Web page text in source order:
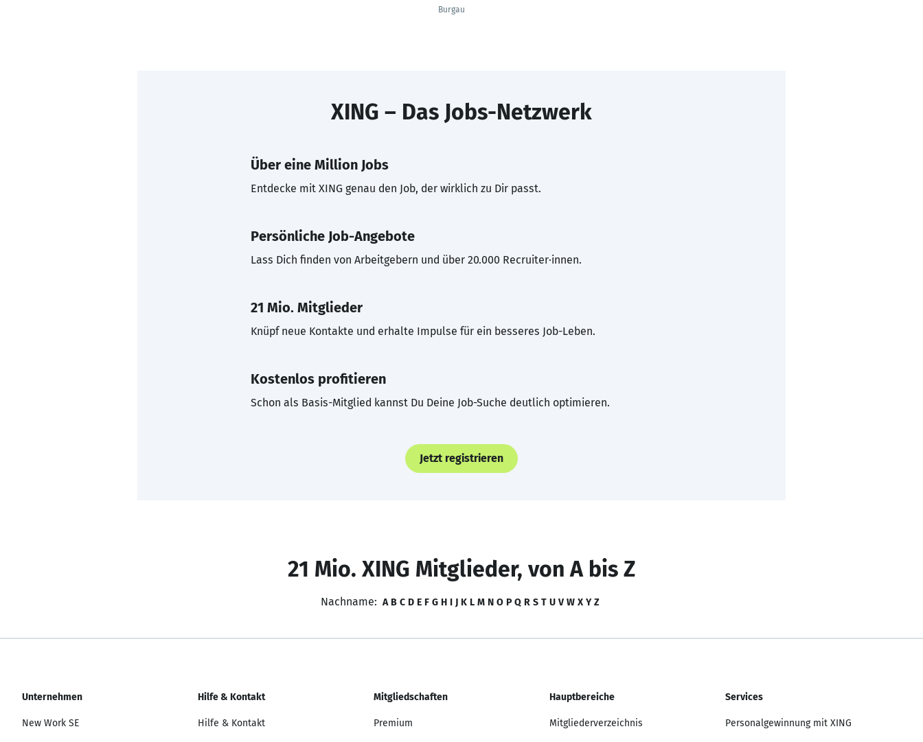
Burgau
XING – Das Jobs-Netzwerk
Über eine Million Jobs
Entdecke mit XING genau den Job, der wirklich zu Dir passt.
Persönliche Job-Angebote
Lass Dich finden von Arbeitgebern und über 20.000 Recruiter·innen.
21 Mio. Mitglieder
Knüpf neue Kontakte und erhalte Impulse für ein besseres Job-Leben.
Kostenlos profitieren
Schon als Basis-Mitglied kannst Du Deine Job-Suche deutlich optimieren.
Jetzt registrieren
21 Mio. XING Mitglieder, von A bis Z
Nachname: A B C D E F G H I J K L M N O P Q R S T U V W X Y Z
Unternehmen
New Work SE
Hilfe & Kontakt
Hilfe & Kontakt
Mitgliedschaften
Premium
Hauptbereiche
Mitgliederverzeichnis
Services
Personalgewinnung mit XING